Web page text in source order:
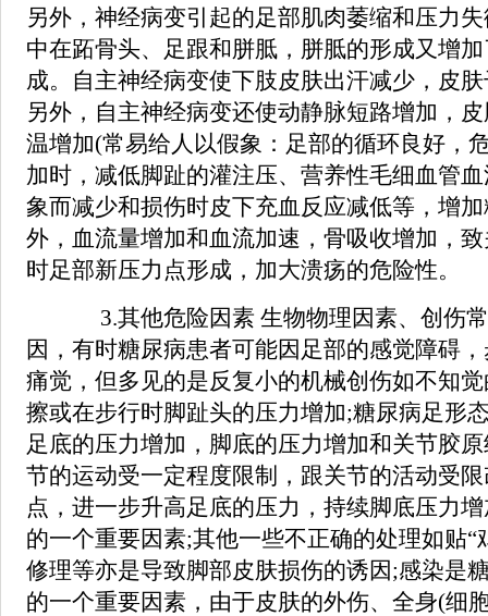
另外，神经病变引起的足部肌肉萎缩和压力
中在跖骨头、足跟和胼胝，胼胝的形成又增
成。自主神经病变使下肢皮肤出汗减少，皮
另外，自主神经病变还使动静脉短路增加，
温增加(常易给人以假象：足部的循环良好，
加时，减低脚趾的灌注压、营养性毛细血管
象而减少和损伤时皮下充血反应减低等，增
外，血流量增加和血流加速，骨吸收增加，
时足部新压力点形成，加大溃疡的危险性。
3.其他危险因素 生物物理因素、创伤
因，有时糖尿病患者可能因足部的感觉障碍
痛觉，但多见的是反复小的机械创伤如不知
擦或在步行时脚趾头的压力增加;糖尿病足形
足底的压力增加，脚底的压力增加和关节胶
节的运动受一定程度限制，跟关节的活动受
点，进一步升高足底的压力，持续脚底压力
的一个重要因素;其他一些不正确的处理如贴“
修理等亦是导致脚部皮肤损伤的诱因;感染是
的一个重要因素，由于皮肤的外伤、全身(细